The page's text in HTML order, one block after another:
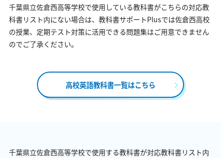
千葉県立佐倉西高等学校で使用している教科書がこちらの対応教
科書リスト内にない場合は、教科書サポートPlusでは佐倉西高校
の授業、定期テスト対策に活用できる問題集はご用意できません
のでご了承ください。
高校英語教科書一覧はこちら
千葉県立佐倉西高等学校で使用する教科書が対応教科書リスト内